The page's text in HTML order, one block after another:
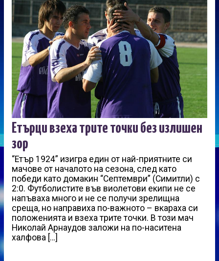
Етърци взеха трите точки без излишен
зор
“Етър 1924” изигра един от най-приятните си
мачове от началото на сезона, след като
победи като домакин “Септември” (Симитли) с
2:0. Футболистите във виолетови екипи не се
напъваха много и не се получи зрелищна
среща, но направиха по-важното – вкараха си
положенията и взеха трите точки. В този мач
Николай Арнаудов заложи на по-наситена
халфова […]